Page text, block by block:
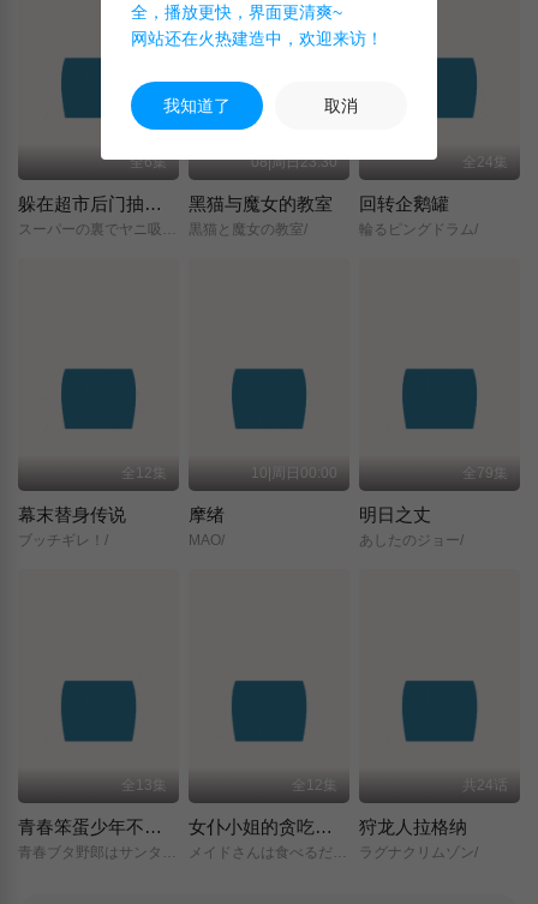
全6集
躲在超市后门抽烟的两人
スーパーの裏でヤニ吸うふたり/
08|周日23:30
黑猫与魔女的教室
黒猫と魔女の教室/
全24集
回转企鹅罐
輪るピングドラム/
全12集
幕末替身传说
ブッチギレ！/
10|周日00:00
摩绪
MAO/
全79集
明日之丈
あしたのジョー/
全13集
青春笨蛋少年不做圣诞服女郎的梦
全12集
女仆小姐的贪吃日常
メイドさんは食べるだけ/
共24话
狩龙人拉格纳
ラグナクリムゾン/
全，播放更快，界面更清爽~
网站还在火热建造中，欢迎来访！
我知道了 取消